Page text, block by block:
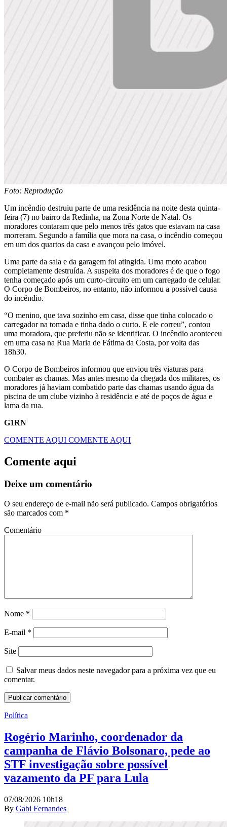
Foto: Reprodução
Um incêndio destruiu parte de uma residência na noite desta quinta-
feira (7) no bairro da Redinha, na Zona Norte de Natal. Os
moradores contaram que pelo menos três gatos que estavam na casa
morreram. Segundo a família que mora na casa, o incêndio começou
em um dos quartos da casa e avançou pelo imóvel.
Uma parte da sala e da garagem foi atingida. Uma moto acabou
completamente destruída. A suspeita dos moradores é de que o fogo
tenha começado após um curto-circuito em um carregado de celular.
O Corpo de Bombeiros, no entanto, não informou a possível causa
do incêndio.
“O menino, que tava sozinho em casa, disse que tinha colocado o
carregador na tomada e tinha dado o curto. E ele correu”, contou
uma moradora, que preferiu não se identificar. O incêndio aconteceu
em uma casa na Rua Maria de Fátima da Costa, por volta das
18h30.
O Corpo de Bombeiros informou que enviou três viaturas para
combater as chamas. Mas antes mesmo da chegada dos militares, os
moradores já haviam combatido parte das chamas usando água da
piscina de um clube vizinho à residência e até de poços de água e
lama da rua.
G1RN
COMENTE AQUI COMENTE AQUI
Comente aqui
Deixe um comentário
O seu endereço de e-mail não será publicado. Campos obrigatórios
são marcados com *
Comentário
Nome *
E-mail *
Site
Salvar meus dados neste navegador para a próxima vez que eu
comentar.
Política
Rogério Marinho, coordenador da
campanha de Flávio Bolsonaro, pede ao
STF investigação sobre possível
vazamento da PF para Lula
07/08/2026 10h18
By Gabi Fernandes